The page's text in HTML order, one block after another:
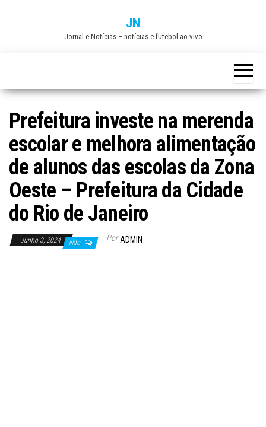
JN
Jornal e Notícias – notícias e futebol ao vivo
Prefeitura investe na merenda
escolar e melhora alimentação
de alunos das escolas da Zona
Oeste – Prefeitura da Cidade
do Rio de Janeiro
Junho 3, 2024 Não Por ADMIN